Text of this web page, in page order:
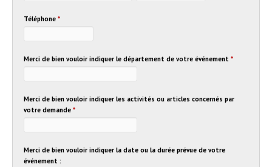
Téléphone *
Merci de bien vouloir indiquer le département de votre événement *
Merci de bien vouloir indiquer les activités ou articles concernés par
votre demande *
Merci de bien vouloir indiquer la date ou la durée prévue de votre
événement :